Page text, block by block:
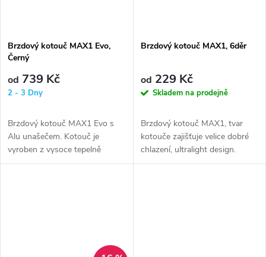
Brzdový kotouč MAX1 Evo,
Černý
od 739 Kč
2 - 3 Dny
Brzdový kotouč MAX1 Evo s
Alu unašečem. Kotouč je
vyroben z vysoce tepelně
odolné oceli 410 STAINLESS
Brzdový kotouč MAX1, 6děr
od 229 Kč
Skladem na prodejně
Brzdový kotouč MAX1, tvar
kotouče zajišťuje velice dobré
chlazení, ultralight design.